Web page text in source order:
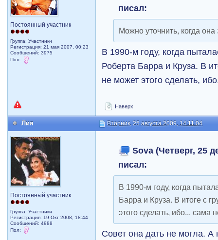
Постоянный участник
Группа: Участники
Регистрация: 21 мая 2007, 00:23
Сообщений: 3975
Пол:
писал:
Можно уточнить, когда
В 1990-м году, когда
Роберта Барра и Круза. В
не может этого сделать,
Наверх
Лия Вторник, 25 августа 2009, 14:11:04
Постоянный участник
Группа: Участники
Регистрация: 19 Окт 2008, 18:44
Сообщений: 4988
Пол:
Sova (Четверг, 25
писал:
В 1990-м году, когда
Барра и Круза. В итоге с
этого сделать, ибо... сама
Совет она дать не могла.